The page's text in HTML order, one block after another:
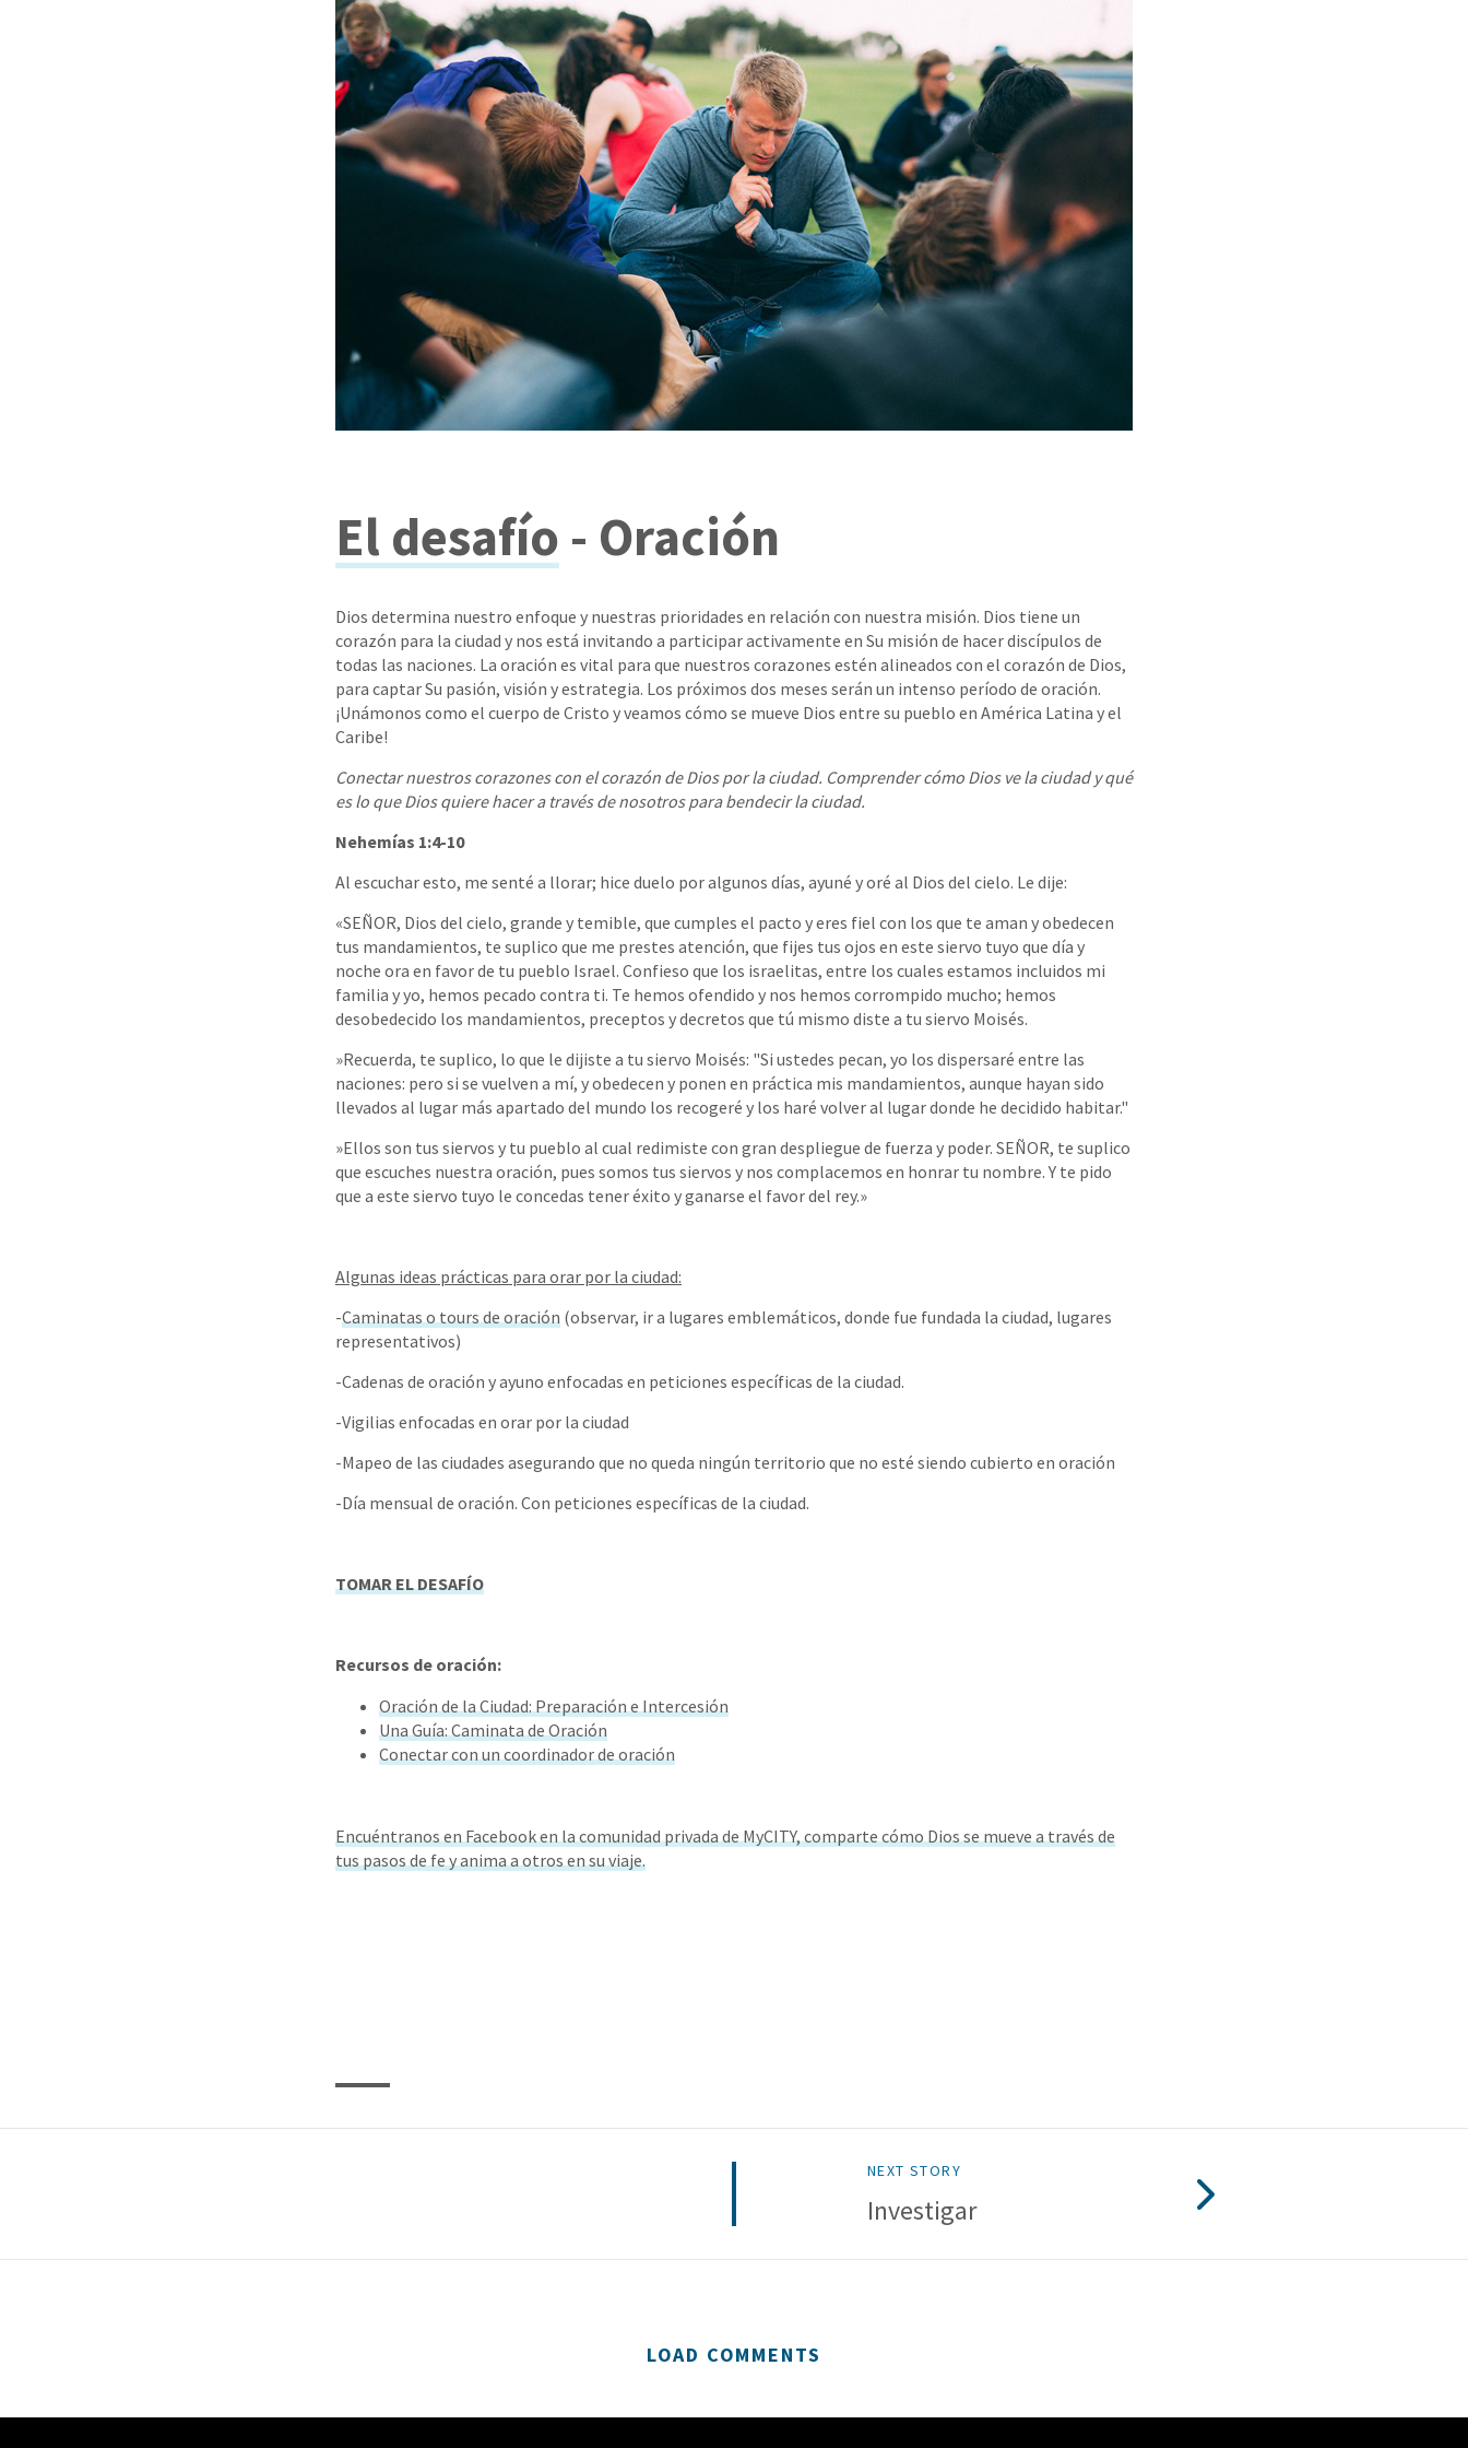
El desafío - Oración
Dios determina nuestro enfoque y nuestras prioridades en relación con nuestra misión. Dios tiene un
corazón para la ciudad y nos está invitando a participar activamente en Su misión de hacer discípulos de
todas las naciones. La oración es vital para que nuestros corazones estén alineados con el corazón de Dios,
para captar Su pasión, visión y estrategia. Los próximos dos meses serán un intenso período de oración.
¡Unámonos como el cuerpo de Cristo y veamos cómo se mueve Dios entre su pueblo en América Latina y el
Caribe!
Conectar nuestros corazones con el corazón de Dios por la ciudad. Comprender cómo Dios ve la ciudad y qué
es lo que Dios quiere hacer a través de nosotros para bendecir la ciudad.
Nehemías 1:4-10
Al escuchar esto, me senté a llorar; hice duelo por algunos días, ayuné y oré al Dios del cielo. Le dije:
«SEÑOR, Dios del cielo, grande y temible, que cumples el pacto y eres fiel con los que te aman y obedecen
tus mandamientos, te suplico que me prestes atención, que fijes tus ojos en este siervo tuyo que día y
noche ora en favor de tu pueblo Israel. Confieso que los israelitas, entre los cuales estamos incluidos mi
familia y yo, hemos pecado contra ti. Te hemos ofendido y nos hemos corrompido mucho; hemos
desobedecido los mandamientos, preceptos y decretos que tú mismo diste a tu siervo Moisés.
»Recuerda, te suplico, lo que le dijiste a tu siervo Moisés: "Si ustedes pecan, yo los dispersaré entre las
naciones: pero si se vuelven a mí, y obedecen y ponen en práctica mis mandamientos, aunque hayan sido
llevados al lugar más apartado del mundo los recogeré y los haré volver al lugar donde he decidido habitar."
»Ellos son tus siervos y tu pueblo al cual redimiste con gran despliegue de fuerza y poder. SEÑOR, te suplico
que escuches nuestra oración, pues somos tus siervos y nos complacemos en honrar tu nombre. Y te pido
que a este siervo tuyo le concedas tener éxito y ganarse el favor del rey.»
Algunas ideas prácticas para orar por la ciudad:
-Caminatas o tours de oración (observar, ir a lugares emblemáticos, donde fue fundada la ciudad, lugares
representativos)
-Cadenas de oración y ayuno enfocadas en peticiones específicas de la ciudad.
-Vigilias enfocadas en orar por la ciudad
-Mapeo de las ciudades asegurando que no queda ningún territorio que no esté siendo cubierto en oración
-Día mensual de oración. Con peticiones específicas de la ciudad.
TOMAR EL DESAFÍO
Recursos de oración:
Oración de la Ciudad: Preparación e Intercesión
Una Guía: Caminata de Oración
Conectar con un coordinador de oración
Encuéntranos en Facebook en la comunidad privada de MyCITY, comparte cómo Dios se mueve a través de
tus pasos de fe y anima a otros en su viaje.
NEXT STORY
Investigar
LOAD COMMENTS